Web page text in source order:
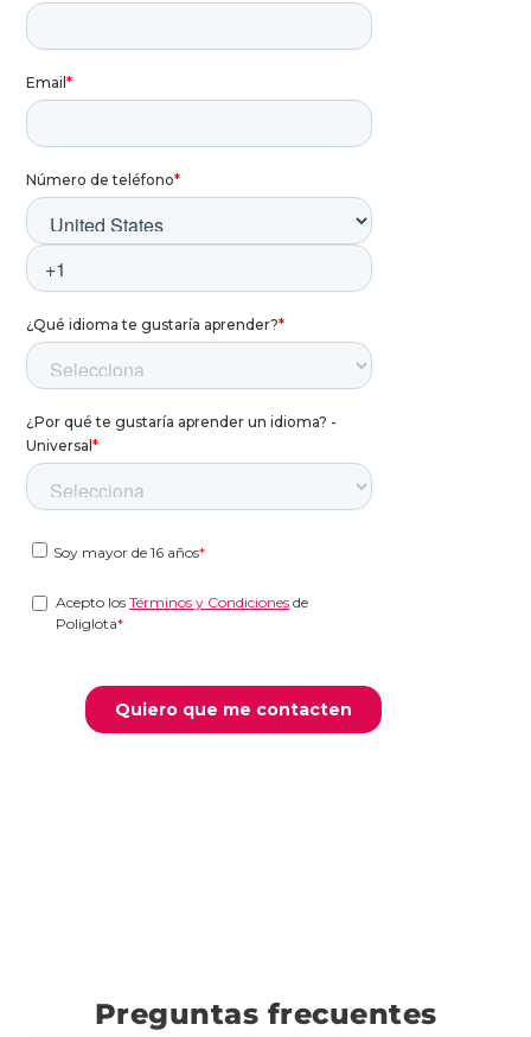
Preguntas frecuentes